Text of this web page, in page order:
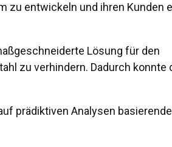
zu entwickeln und ihren Kunden
Lösung für den
zu verhindern. Dadurch konnte
prädiktiven Analysen